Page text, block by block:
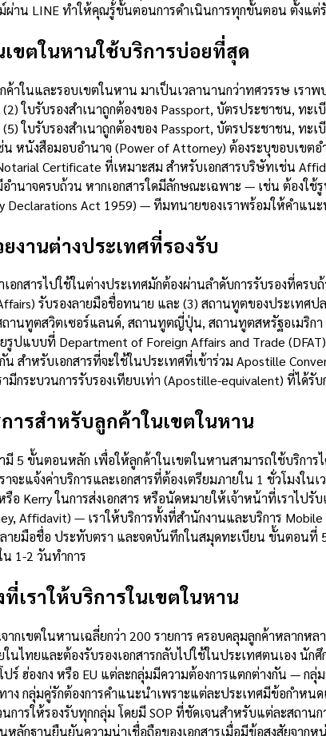
ผ่าน LINE ทำให้คุณรู้ขั้นตอนการดำเนินการทุกขั้นตอน ตั้งแต่
เขตในหานใช้บริการบ่อยที่สุด
ค้าในและรอบเขตในหาน มาเป็นเวลานานกว่าทศวรรษ เรา
ใบรับรองสำเนาถูกต้องของ Passport, บัตรประชาชน, ท
ใบรับรองสำเนาถูกต้องของ Passport, บัตรประชาชน, ท
น หนังสือมอบอำนาจ (Power of Attorney) ต้องระบุขอบเขต
Certificate ที่เหมาะสม สำหรับเอกสารบริษัทเช่น
ำนาจครบถ้วน หากเอกสารใดมีลักษณะเฉพาะ — เช่น ต้องใ
Declarations Act 1959) — ทีมทนายของเราพร้อมให้คำแน
งานต่างประเทศที่รองรับ
กสารไปใช้ในต่างประเทศมักต้องผ่านลำดับการรับรองที่ครบ
รับรองลายมือชื่อทนาย และ (3) สถานทูตของประเท
านทูตสวิตเซอร์แลนด์, สถานทูตญี่ปุ่น, สถานทูตสหรัฐอเมริก
ยรูปแบบที่ Department of Foreign Affairs and Trade
น สำหรับเอกสารที่จะใช้ในประเทศที่เข้าร่วม Apostille
กระบวนการรับรองเทียบเท่า (Apostille-equivalent) ที่ได้รั
ารสำหรับลูกค้าในเขตในหาน
มี 5 ขั้นตอนหลัก เพื่อให้ลูกค้าในเขตในหานสามารถใช้บริกา
จะแจ้งค่าบริการและเอกสารที่ต้องเตรียมภายใน 1 ชั่วโมง
หรือ Kerry ในการส่งเอกสาร หรือนัดหมายให้เจ้าหน้าที่เรา
Affidavit) — เราให้บริการทั้งที่สำนักงานและบริการ
ลายมือชื่อ ประทับตรา และจดบันทึกในสมุดทะเบียน ขั้นตอน
น 1-2 วันทำการ
เราให้บริการในเขตในหาน
ากเขตในหานเฉลี่ยกว่า 200 รายการ ครอบคลุมลูกค้าหลาก
นไทยและต้องรับรองเอกสารกลับไปใช้ในประเทศตนเอง นั
ฮ่องกง หรือ EU แต่ละกลุ่มมีความต้องการแตกต่างกัน — กลุ่
ง กลุ่มคู่รักต้องการคำแนะนำเพราะแต่ละประเทศมีข้อกำหน
การให้รองรับทุกกลุ่ม โดยมี SOP ที่ชัดเจนสำหรับแต่ละสถ
ลักฐานยืนยันความน่าเชื่อถือของเอกสารเมื่อมีข้อสงสัยจากห